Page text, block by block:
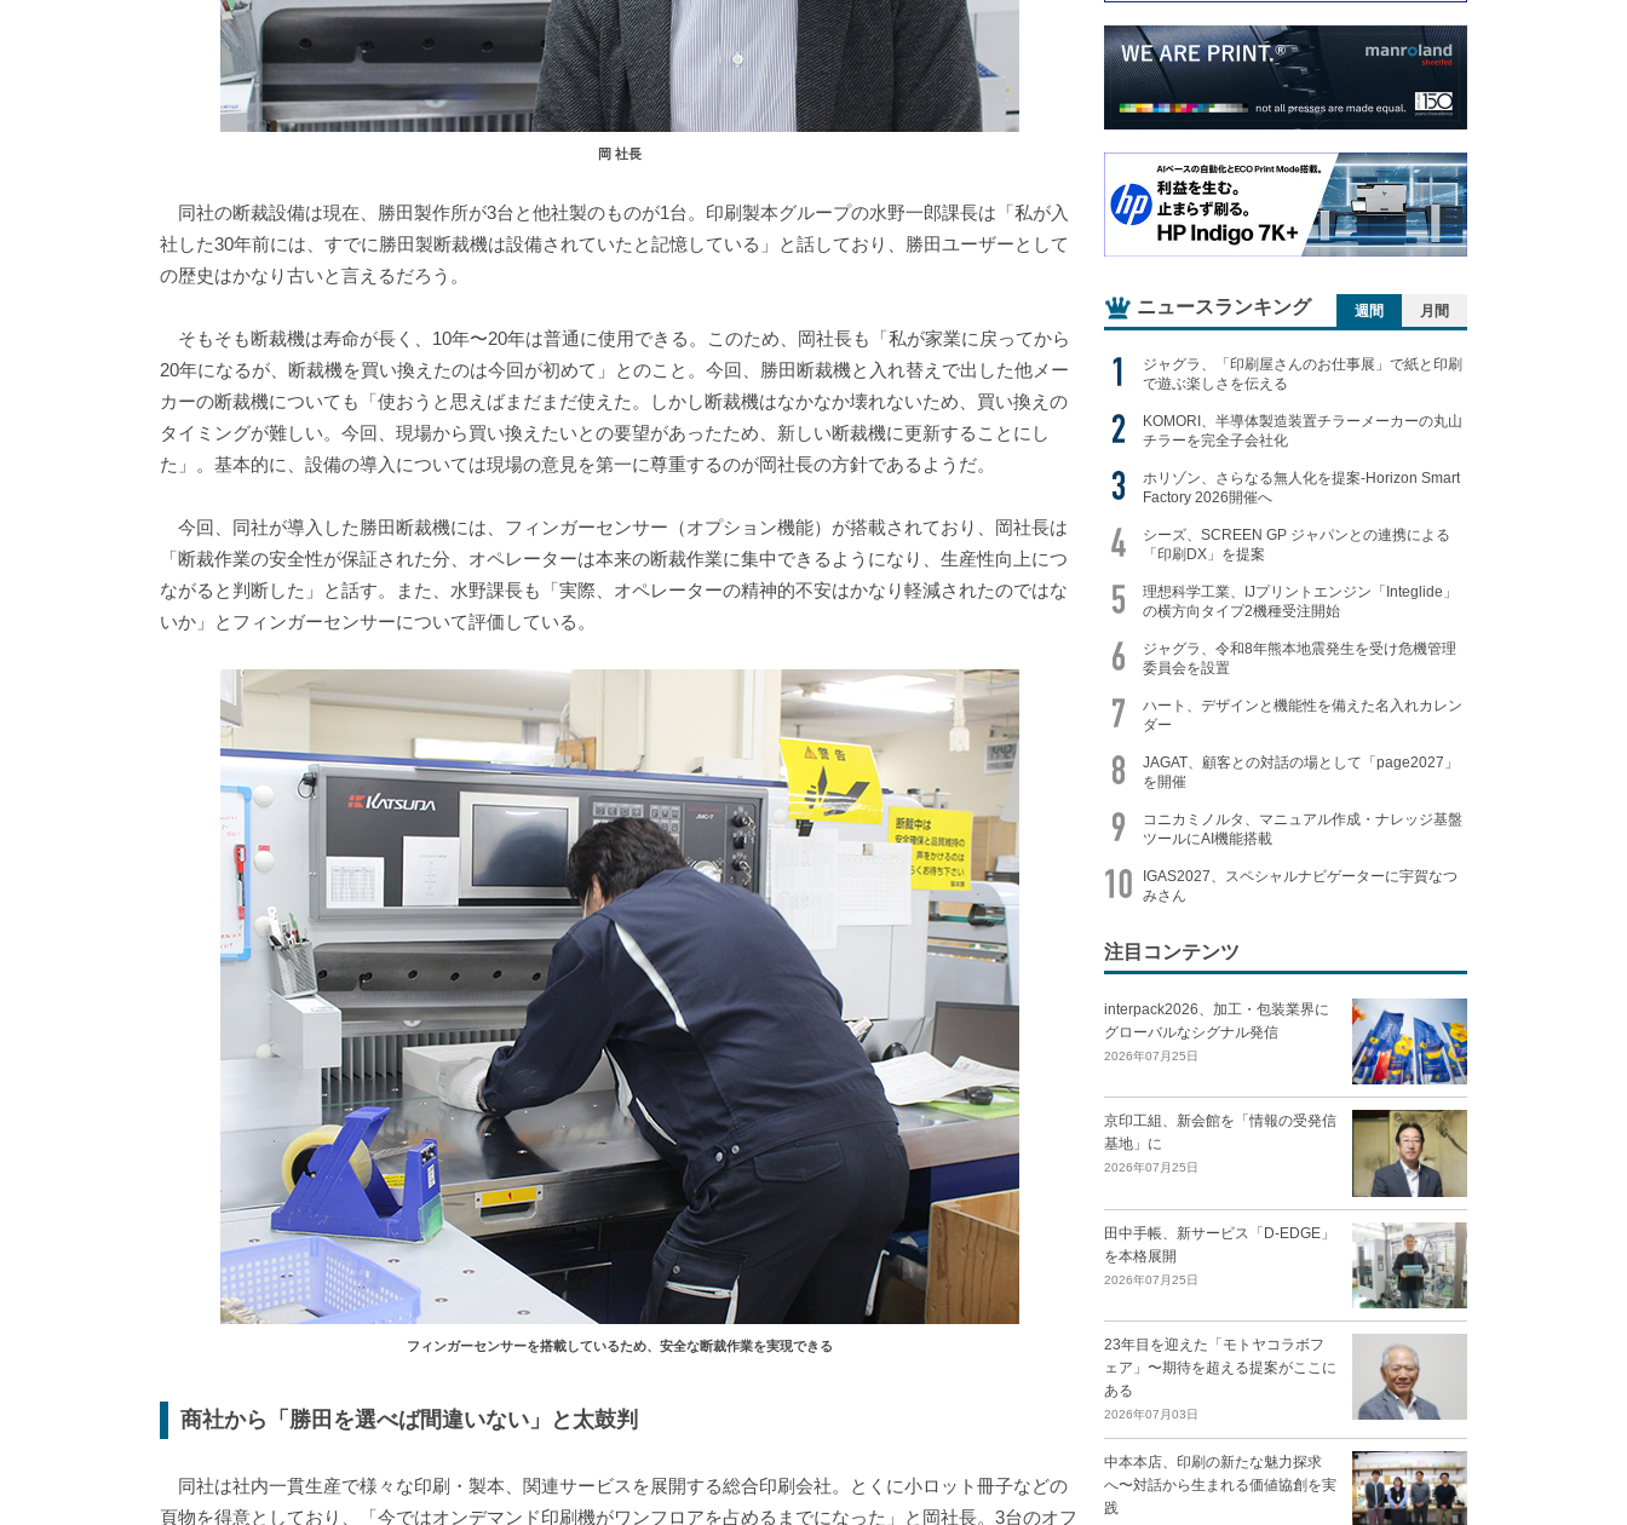
岡 社長
同社の断裁設備は現在、勝田製作所が3台と他社製のものが1台。印刷製本グループの水野一郎課長は「私が入
社した30年前には、すでに勝田製断裁機は設備されていたと記憶している」と話しており、勝田ユーザーとして
の歴史はかなり古いと言えるだろう。
そもそも断裁機は寿命が長く、10年〜20年は普通に使用できる。このため、岡社長も「私が家業に戻ってから
20年になるが、断裁機を買い換えたのは今回が初めて」とのこと。今回、勝田断裁機と入れ替えで出した他メー
カーの断裁機についても「使おうと思えばまだまだ使えた。しかし断裁機はなかなか壊れないため、買い換えの
タイミングが難しい。今回、現場から買い換えたいとの要望があったため、新しい断裁機に更新することにし
た」。基本的に、設備の導入については現場の意見を第一に尊重するのが岡社長の方針であるようだ。
今回、同社が導入した勝田断裁機には、フィンガーセンサー（オプション機能）が搭載されており、岡社長は
「断裁作業の安全性が保証された分、オペレーターは本来の断裁作業に集中できるようになり、生産性向上につ
ながると判断した」と話す。また、水野課長も「実際、オペレーターの精神的不安はかなり軽減されたのではな
いか」とフィンガーセンサーについて評価している。
フィンガーセンサーを搭載しているため、安全な断裁作業を実現できる
商社から「勝田を選べば間違いない」と太鼓判
同社は社内一貫生産で様々な印刷・製本、関連サービスを展開する総合印刷会社。とくに小ロット冊子などの
頁物を得意としており、「今ではオンデマンド印刷機がワンフロアを占めるまでになった」と岡社長。3台のオフ
ニュースランキング 週間 月間
ジャグラ、「印刷屋さんのお仕事展」で紙と印刷
で遊ぶ楽しさを伝える
KOMORI、半導体製造装置チラーメーカーの丸山
チラーを完全子会社化
ホリゾン、さらなる無人化を提案-Horizon Smart
Factory 2026開催へ
シーズ、SCREEN GP ジャパンとの連携による
「印刷DX」を提案
理想科学工業、IJプリントエンジン「Integlide」
の横方向タイプ2機種受注開始
ジャグラ、令和8年熊本地震発生を受け危機管理
委員会を設置
ハート、デザインと機能性を備えた名入れカレン
ダー
JAGAT、顧客との対話の場として「page2027」
を開催
コニカミノルタ、マニュアル作成・ナレッジ基盤
ツールにAI機能搭載
IGAS2027、スペシャルナビゲーターに宇賀なつ
みさん
注目コンテンツ
interpack2026、加工・包装業界に
グローバルなシグナル発信
2026年07月25日
京印工組、新会館を「情報の受発信
基地」に
2026年07月25日
田中手帳、新サービス「D-EDGE」
を本格展開
2026年07月25日
23年目を迎えた「モトヤコラボフ
ェア」〜期待を超える提案がここに
ある
2026年07月03日
中本本店、印刷の新たな魅力探求
へ〜対話から生まれる価値協創を実
践